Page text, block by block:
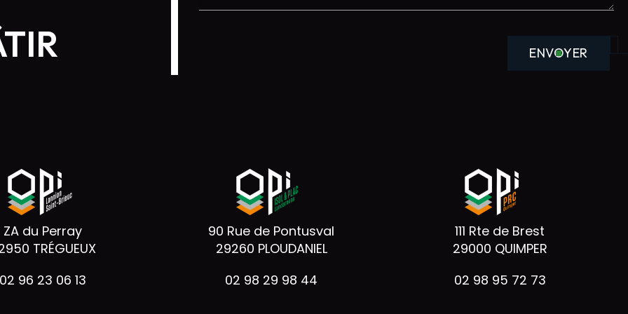
ENVOYER
ZA du Perray
TRÉGUEUX
02 96 23 06 13
90 Rue de Pontusval
29260 PLOUDANIEL
02 98 29 98 44
111 Rte de Brest
29000 QUIMPER
02 98 95 72 73